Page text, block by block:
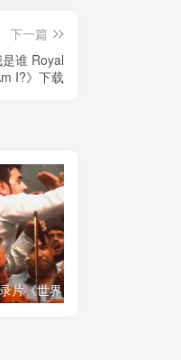
下一篇
谁 Royal
I?》下载